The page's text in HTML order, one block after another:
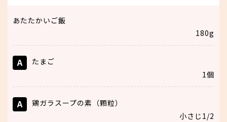
あたたかいご飯
180g
A
たまご
1個
A
鶏ガラスープの素（顆粒）
小さじ1/2